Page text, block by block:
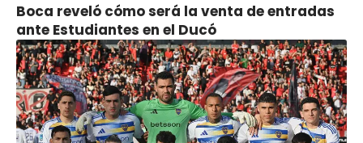
Boca reveló cómo será la venta de entradas
ante Estudiantes en el Ducó